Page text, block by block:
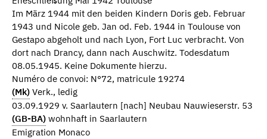
Im März 1944 mit den beiden Kindern Doris geb. Februar
1943 und Nicole geb. Jan od. Feb. 1944 in Toulouse von
Gestapo abgeholt und nach Lyon, Fort Luc verbracht. Von
dort nach Drancy, dann nach Auschwitz. Todesdatum
08.05.1945. Keine Dokumente hierzu.
Numéro de convoi: N°72, matricule 19274
(Mk) Verk., ledig
03.09.1929 v. Saarlautern [nach] Neubau Nauwieserstr. 53
(GB-BA) wohnhaft in Saarlautern
Emigration Monaco